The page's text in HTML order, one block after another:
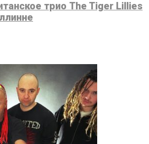
трио The Tiger Lillies